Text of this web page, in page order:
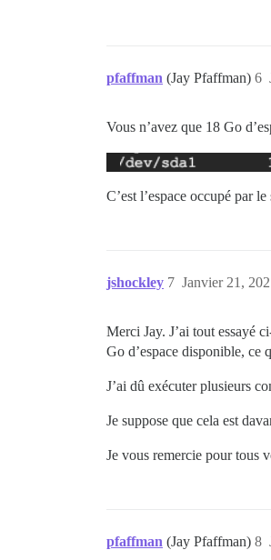
pfaffman (Jay Pfaffman) 6
Vous n’avez que 18 Go
C’est l’espace occupé par
jshockley Janvier 21,
7
Merci Jay. J’ai tout essayé
Go d’espace disponible, ce
J’ai dû exécuter plusieurs
Je suppose que cela est
Je vous remercie pour tous
pfaffman (Jay Pfaffman) 8